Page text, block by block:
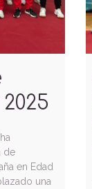
de
en Edad
una